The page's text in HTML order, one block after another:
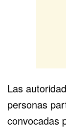
Las
personas
convocadas